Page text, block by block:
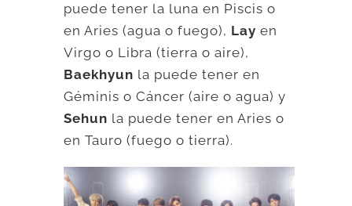
puede tener la luna en Piscis o
en Aries (agua o fuego), Lay en
Virgo o Libra (tierra o aire),
Baekhyun la puede tener en
Géminis o Cáncer (aire o agua) y
Sehun la puede tener en Aries o
en Tauro (fuego o tierra).